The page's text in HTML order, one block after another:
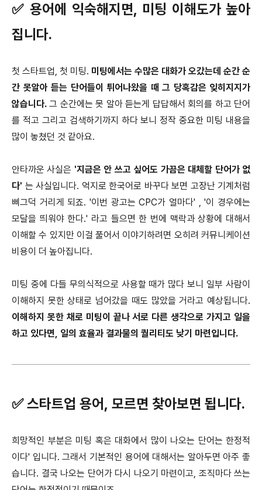
✅ 용어에 익숙해지면, 미팅 이해도가 높아
집니다.
첫 스타트업, 첫 미팅. 미팅에서는 수많은 대화가 오갔는데 순간 순
간 못알아 듣는 단어들이 튀어나왔을 때 그 당혹감은 잊히지지가
않습니다.그 순간에는 못 알아 듣는게 답답해서 회의를 하고 단어
를 적고 그리고 검색하기까지 하다 보니 정작 중요한 미팅 내용을
많이 놓쳤던 것 같아요.
안타까운 사실은 '지금은 안 쓰고 싶어도 가끔은 대체할 단어가 없
다' 는 사실입니다. 억지로 한국어로 바꾸다 보면 고장난 기계처럼
삐그덕 거리게 되죠. '이번 광고는 CPC가 얼마다' , '이 경우에는
모달을 띄워야 한다.' 라고 들으면 한 번에 맥락과 상황에 대해서
이해할 수 있지만 이걸 풀어서 이야기하려면 오히려 커뮤니케이션
비용이 더 높아집니다.
미팅 중에 다들 무의식적으로 사용할 때가 많다 보니 일부 사람이
이해하지 못한 상태로 넘어갔을 때도 많았을 거라고 예상됩니다.
이해하지 못한 채로 미팅이 끝나 서로 다른 생각으로 가지고 일을
하고 있다면, 일의 효율과 결과물의 퀄리티도 낮기 마련입니다.
✅ 스타트업 용어, 모르면 찾아보면 됩니다.
희망적인 부분은 미팅 혹은 대화에서 많이 나오는 단어는 한정적
이다' 입니다. 그래서 기본적인 용어에 대해서는 알아두면 아주 좋
습니다. 결국 나오는 단어가 다시 나오기 마련이고, 조직마다 쓰는